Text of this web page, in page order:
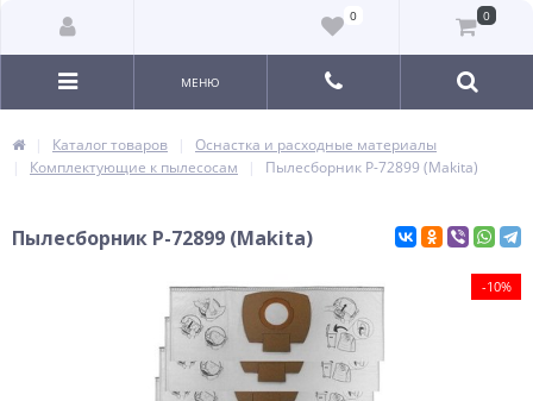
0 0
МЕНЮ
Каталог товаров
Оснастка и расходные материалы
Комплектующие к пылесосам
Пылесборник P-72899 (Makita)
Пылесборник P-72899 (Makita)
-10%